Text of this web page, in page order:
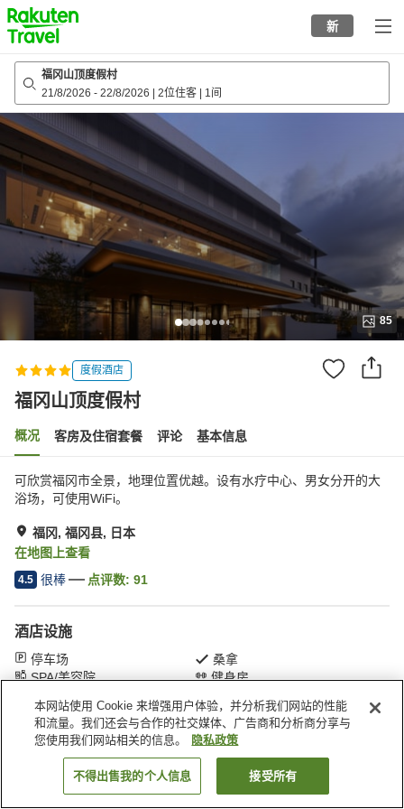
to
top
page
新
福冈山顶度假村
21/8/2026 - 22/8/2026 2位住客 1间
85
度假酒店
福冈山顶度假村
概况 客房及住宿套餐 评论 基本信息
可欣赏福冈市全景，地理位置优越。设有水疗中心、男女分开的大
浴场，可使用WiFi。
福冈, 福冈县, 日本
在地图上查看
4.5 很棒 点评数: 91
酒店设施
停车场
桑拿
SPA/美容院
健身房
首页 日本 福冈县 福冈 福冈山顶度假村
搜索客房
本网站使用 Cookie 来增强用户体验，并分析我们网站的性能
和流量。我们还会与合作的社交媒体、广告商和分析商分享与
您使用我们网站相关的信息。
隐私政策
不得出售我的个人信息 接受所有